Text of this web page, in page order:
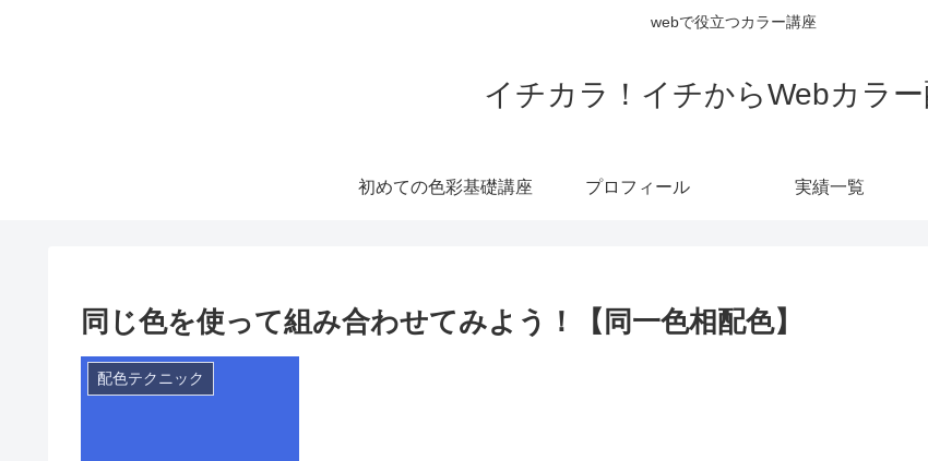
webで役立つカラー講座
イチカラ！イチからWebカラ
初めての色彩基礎講座 プロフィール 実績一覧
同じ色を使って組み合わせてみよう！【同一色相配色】
配色テクニック